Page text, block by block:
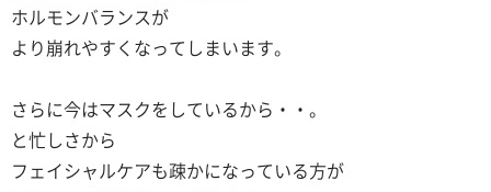
ホルモンバランスが
より崩れやすくなってしまいます。
さらに今はマスクをしているから・・。
と忙しさから
フェイシャルケアも疎かになっている方が